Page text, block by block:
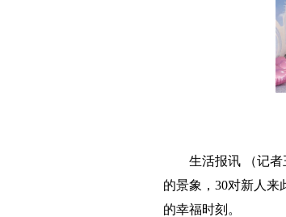
生活报讯 （记
的景象，30对新人来
的幸福时刻。